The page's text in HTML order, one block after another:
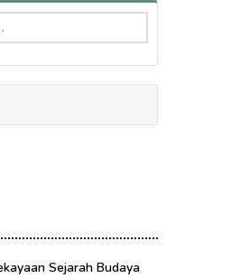
Sejarah Budaya